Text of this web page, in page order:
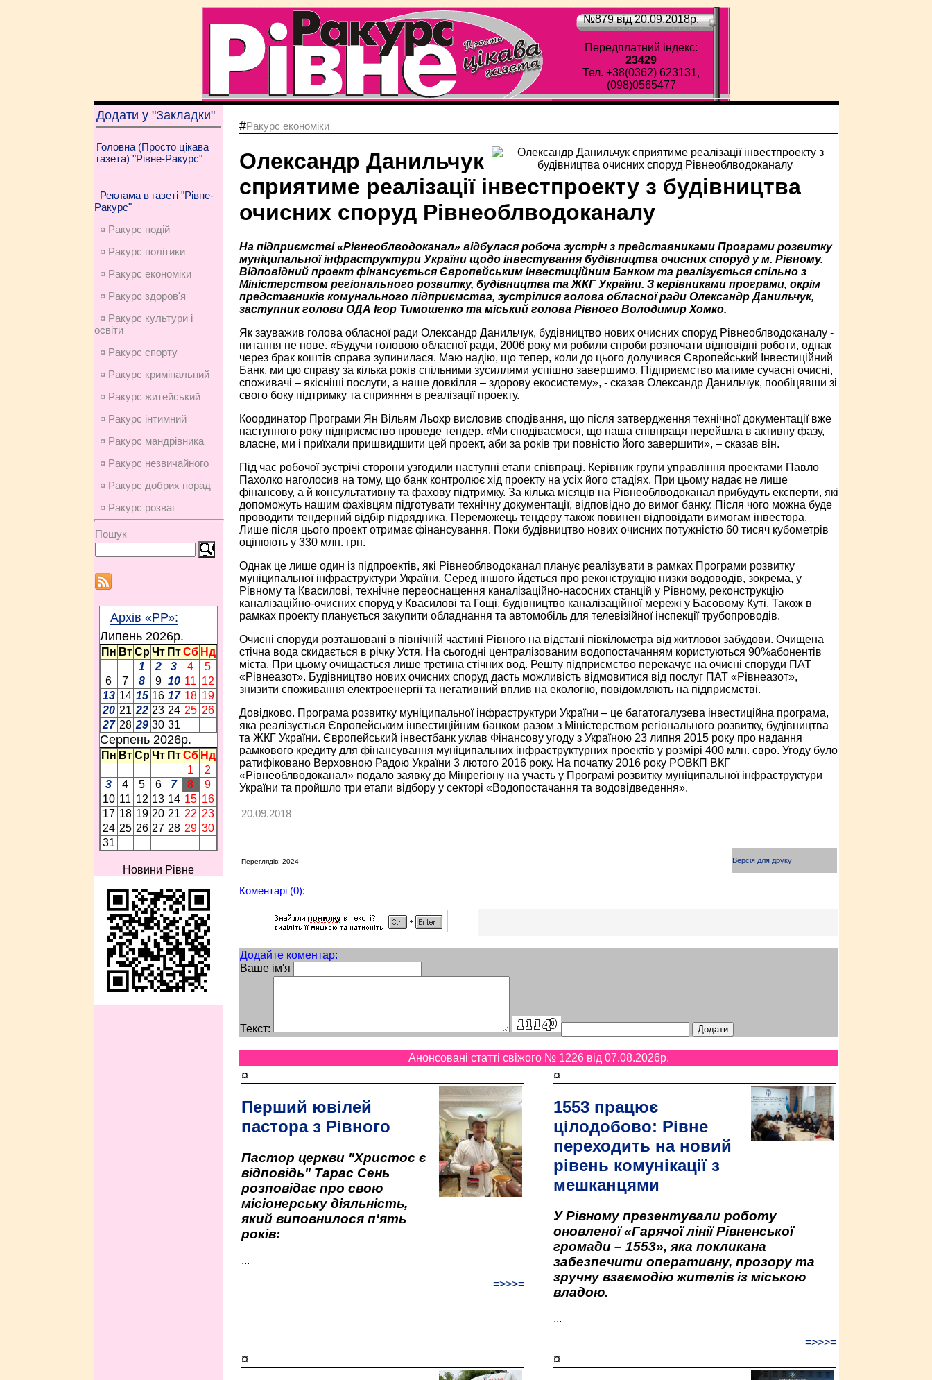
№879 від 20.09.2018p.
Передплатний індекс:
23429
Тел. +38(0362) 623131,
(098)0565477
Додати у "Закладки"
Головна (Просто цікава
газета) "Рівне-Ракурс"
Реклама в газеті "Рівне-
Ракурс"
¤ Ракурс подій
¤ Ракурс політики
¤ Ракурс економiки
¤ Ракурс здоров'я
¤ Ракурс культури і
освіти
¤ Ракурс спорту
¤ Ракурс кримінальний
¤ Ракурс житейський
¤ Ракурс інтимний
¤ Ракурс мандрівника
¤ Ракурс незвичайного
¤ Ракурс добрих порад
¤ Ракурс розваг
Пошук
Архів «РР»:
Липень 2026p.
Пн Вт Ср Чт Пт Сб Нд
1
2 3 4
5
6
7 8 9 10 11 12
13 14 15 16 17 18 19
20 21 22 23 24 25 26
27 28 29 30 31
Серпень 2026p.
Пн Вт Ср Чт Пт Сб Нд
1
2
3
4 5 6 7 8
9
10 11 12 13 14 15 16
17 18 19 20 21 22 23
24 25 26 27 28 29 30
31
Новини Рівне
#Ракурс економiки
Олександр Данильчук
сприятиме реалізації інвестпроекту з будівництва
очисних споруд Рівнеоблводоканалу
На підприємстві «Рівнеоблводоканал» відбулася робоча зустріч з представниками Програми розвитку
муніципальної інфраструктури України щодо інвестування будівництва очисних споруд у м. Рівному.
Відповідний проект фінансується Європейським Інвестиційним Банком та реалізується спільно з
Міністерством регіонального розвитку, будівництва та ЖКГ України. З керівниками програми, окрім
представників комунального підприємства, зустрілися голова обласної ради Олександр Данильчук,
заступник голови ОДА Ігор Тимошенко та міський голова Рівного Володимир Хомко.
Як зауважив голова обласної ради Олександр Данильчук, будівництво нових очисних споруд Рівнеоблводоканалу -
питання не нове. «Будучи головою обласної ради, 2006 року ми робили спроби розпочати відповідні роботи, однак
через брак коштів справа зупинилася. Маю надію, що тепер, коли до цього долучився Європейський Інвестиційний
Банк, ми цю справу за кілька років спільними зусиллями успішно завершимо. Підприємство матиме сучасні очисні,
споживачі – якісніші послуги, а наше довкілля – здорову екосистему», - сказав Олександр Данильчук, пообіцявши зі
свого боку підтримку та сприяння в реалізації проекту.
Координатор Програми Ян Вільям Льохр висловив сподівання, що після затвердження технічної документації вже
наступного року підприємство проведе тендер. «Ми сподіваємося, що наша співпраця перейшла в активну фазу,
власне, ми і приїхали пришвидшити цей проект, аби за років три повністю його завершити», – сказав він.
Під час робочої зустрічі сторони узгодили наступні етапи співпраці. Керівник групи управління проектами Павло
Пахолко наголосив на тому, що банк контролює хід проекту на усіх його стадіях. При цьому надає не лише
фінансову, а й консультативну та фахову підтримку. За кілька місяців на Рівнеоблводоканал прибудуть експерти, які
допоможуть нашим фахівцям підготувати технічну документації, відповідно до вимог банку. Після чого можна буде
проводити тендерний відбір підрядника. Переможець тендеру також повинен відповідати вимогам інвестора.
Лише після цього проект отримає фінансування. Поки будівництво нових очисних потужністю 60 тисяч кубометрів
оцінюють у 330 млн. грн.
Однак це лише один із підпроектів, які Рівнеоблводоканал планує реалізувати в рамках Програми розвитку
муніципальної інфраструктури України. Серед іншого йдеться про реконструкцію низки водоводів, зокрема, у
Рівному та Квасилові, технічне переоснащення каналізаційно-насосних станцій у Рівному, реконструкцію
каналізаційно-очисних споруд у Квасилові та Гощі, будівництво каналізаційної мережі у Басовому Куті. Також в
рамках проекту планується закупити обладнання та автомобіль для телевізійної інспекції трубопроводів.
Очисні споруди розташовані в північній частині Рівного на відстані півкілометра від житлової забудови. Очищена
стічна вода скидається в річку Устя. На сьогодні централізованим водопостачанням користуються 90%абонентів
міста. При цьому очищається лише третина стічних вод. Решту підприємство перекачує на очисні споруди ПАТ
«Рівнеазот». Будівництво нових очисних споруд дасть можливість відмовитися від послуг ПАТ «Рівнеазот»,
знизити споживання електроенергії та негативний вплив на екологію, повідомляють на підприємстві.
Довідково. Програма розвитку муніципальної інфраструктури України – це багатогалузева інвестиційна програма,
яка реалізується Європейським інвестиційним банком разом з Міністерством регіонального розвитку, будівництва
та ЖКГ України. Європейський інвестбанк уклав Фінансову угоду з Україною 23 липня 2015 року про надання
рамкового кредиту для фінансування муніципальних інфраструктурних проектів у розмірі 400 млн. євро. Угоду було
ратифіковано Верховною Радою України 3 лютого 2016 року. На початку 2016 року РОВКП ВКГ
«Рівнеоблводоканал» подало заявку до Мінрегіону на участь у Програмі розвитку муніципальної інфраструктури
України та пройшло три етапи відбору у секторі «Водопостачання та водовідведення».
20.09.2018
Переглядів: 2024 Версія для друку
Коментарі (0):
Додайте коментар:
Ваше ім'я
Текст:
Анонсовані статті свіжого № 1226 від 07.08.2026p.
¤
Перший ювілей
пастора з Рівного
Пастор церкви "Христос є
відповідь" Тарас Сень
розповідає про свою
місіонерську діяльність,
який виповнилося п'ять
років:
...
=>>>=
¤
1553 працює
цілодобово: Рівне
переходить на новий
рівень комунікації з
мешканцями
У Рівному презентували роботу
оновленої «Гарячої лінії Рівненської
громади – 1553», яка покликана
забезпечити оперативну, прозору та
зручну взаємодію жителів із міською
владою.
...
=>>>=
¤ ¤